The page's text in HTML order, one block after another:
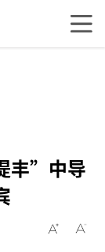
丰”中导